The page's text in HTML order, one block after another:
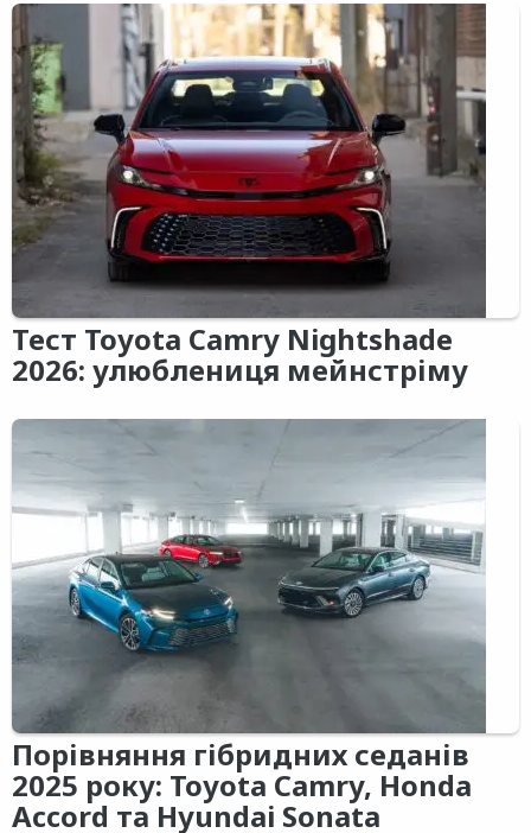
Тест Toyota Camry Nightshade
2026: улюблениця мейнстріму
Порівняння гібридних седанів
2025 року: Toyota Camry, Honda
Accord та Hyundai Sonata